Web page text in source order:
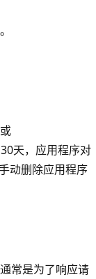
天，应用程序对
动删除应用程序
常是为了响应请